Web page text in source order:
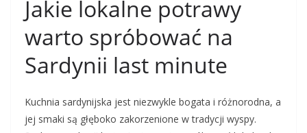
Jakie lokalne potrawy
warto spróbować na
Sardynii last minute
Kuchnia sardynijska jest niezwykle bogata i różnorodna, a
jej smaki są głęboko zakorzenione w tradycji wyspy.